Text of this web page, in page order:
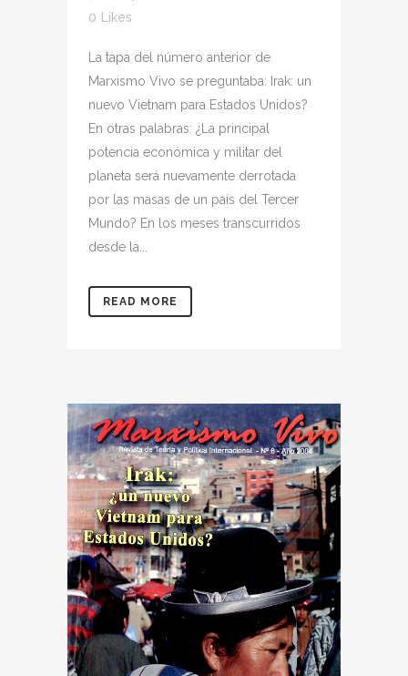
0 Likes
La tapa del número anterior de
Marxismo Vivo se preguntaba: Irak: un
nuevo Vietnam para Estados Unidos?
En otras palabras: ¿La principal
potencia económica y militar del
planeta será nuevamente derrotada
por las masas de un país del Tercer
Mundo? En los meses transcurridos
desde la...
READ MORE